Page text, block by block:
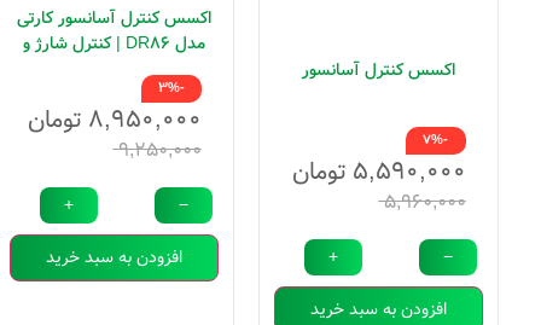
اکسس کنترل آسانسور
۵,۹۶۰,۰۰۰
۵,۵۹۰,۰۰۰ تومان
-7%
−
+
افزودن به سبد خرید
اکسس کنترل آسانسور کارتی
مدل DR86 | کنترل شارژ و
مدیریت توقف طبقات
۹,۲۵۰,۰۰۰
۸,۹۵۰,۰۰۰ تومان
-3%
−
+
افزودن به سبد خرید